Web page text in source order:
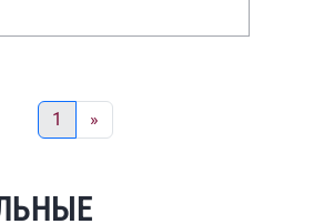
имела врожденные
1 »